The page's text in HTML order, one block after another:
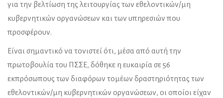
για την βελτίωση της λειτουργίας των εθελοντικών/μη
κυβερνητικών οργανώσεων και των υπηρεσιών που
προσφέρουν.
Είναι σημαντικό να τονιστεί ότι, μέσα από αυτή την
πρωτοβουλία του ΠΣΣΕ, δόθηκε η ευκαιρία σε 56
εκπρόσωπους των διαφόρων τομέων δραστηριότητας των
εθελοντικών/μη κυβερνητικών οργανώσεων, οι οποίοι είχαν